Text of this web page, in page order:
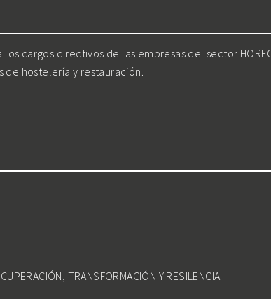
cargos directivos de las empresas del sector
de hostelería y restauración.
TRANSFORMACIÓN Y RESILENCIA